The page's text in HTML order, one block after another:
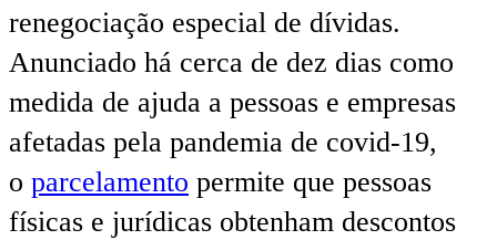
renegociação especial de dívidas.
Anunciado há cerca de dez dias como
medida de ajuda a pessoas e empresas
afetadas pela pandemia de covid-19,
o parcelamento permite que pessoas
físicas e jurídicas obtenham descontos